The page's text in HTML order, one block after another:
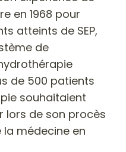
en 1968 pour
atteints de SEP,
de
de 500 patients
souhaitaient
lors de son procès
médecine en